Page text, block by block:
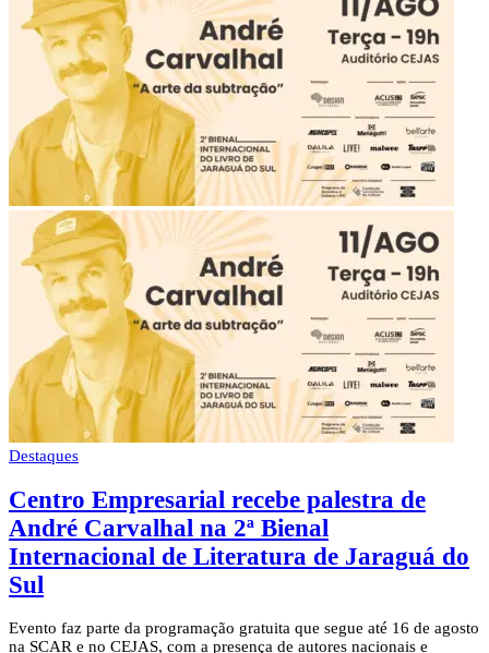
Destaques
Centro Empresarial recebe palestra de
André Carvalhal na 2ª Bienal
Internacional de Literatura de Jaraguá do
Sul
Evento faz parte da programação gratuita que segue até 16 de agosto
na SCAR e no CEJAS, com a presença de autores nacionais e